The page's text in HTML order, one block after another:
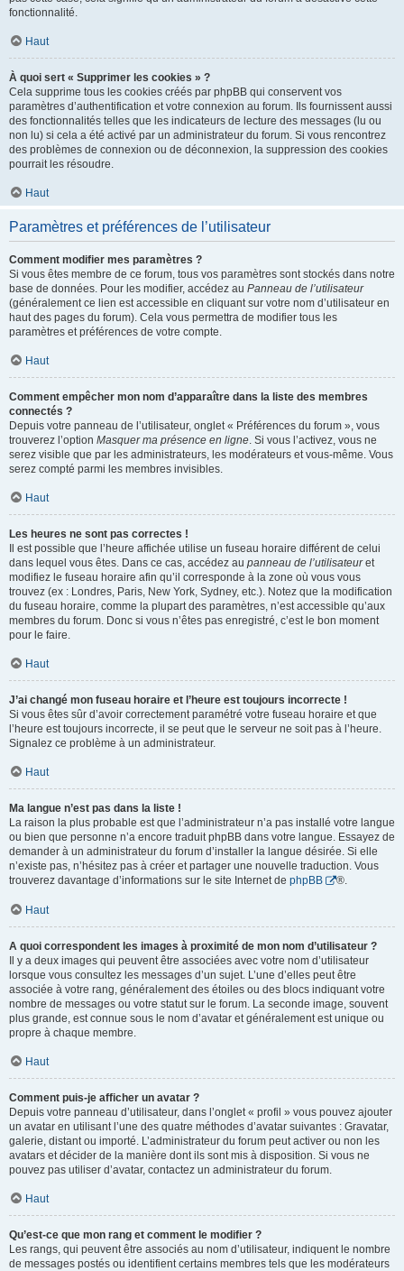
fonctionnalité.
Haut
À quoi sert « Supprimer les cookies » ?
Cela supprime tous les cookies créés par phpBB qui conservent vos
paramètres d’authentification et votre connexion au forum. Ils fournissent aussi
des fonctionnalités telles que les indicateurs de lecture des messages (lu ou
non lu) si cela a été activé par un administrateur du forum. Si vous rencontrez
des problèmes de connexion ou de déconnexion, la suppression des cookies
pourrait les résoudre.
Haut
Paramètres et préférences de l’utilisateur
Comment modifier mes paramètres ?
Si vous êtes membre de ce forum, tous vos paramètres sont stockés dans notre
base de données. Pour les modifier, accédez au Panneau de l’utilisateur
(généralement ce lien est accessible en cliquant sur votre nom d’utilisateur en
haut des pages du forum). Cela vous permettra de modifier tous les
paramètres et préférences de votre compte.
Haut
Comment empêcher mon nom d’apparaître dans la liste des membres
connectés ?
Depuis votre panneau de l’utilisateur, onglet « Préférences du forum », vous
trouverez l’option Masquer ma présence en ligne. Si vous l’activez, vous ne
serez visible que par les administrateurs, les modérateurs et vous-même. Vous
serez compté parmi les membres invisibles.
Haut
Les heures ne sont pas correctes !
Il est possible que l’heure affichée utilise un fuseau horaire différent de celui
dans lequel vous êtes. Dans ce cas, accédez au panneau de l’utilisateuret
modifiez le fuseau horaire afin qu’il corresponde à la zone où vous vous
trouvez (ex : Londres, Paris, New York, Sydney, etc.). Notez que la modification
du fuseau horaire, comme la plupart des paramètres, n’est accessible qu’aux
membres du forum. Donc si vous n’êtes pas enregistré, c’est le bon moment
pour le faire.
Haut
J’ai changé mon fuseau horaire et l’heure est toujours incorrecte !
Si vous êtes sûr d’avoir correctement paramétré votre fuseau horaire et que
l’heure est toujours incorrecte, il se peut que le serveur ne soit pas à l’heure.
Signalez ce problème à un administrateur.
Haut
Ma langue n’est pas dans la liste !
La raison la plus probable est que l’administrateur n’a pas installé votre langue
ou bien que personne n’a encore traduit phpBB dans votre langue. Essayez de
demander à un administrateur du forum d’installer la langue désirée. Si elle
n’existe pas, n’hésitez pas à créer et partager une nouvelle traduction. Vous
trouverez davantage d’informations sur le site Internet de phpBB ®.
Haut
A quoi correspondent les images à proximité de mon nom d’utilisateur ?
Il y a deux images qui peuvent être associées avec votre nom d’utilisateur
lorsque vous consultez les messages d’un sujet. L’une d’elles peut être
associée à votre rang, généralement des étoiles ou des blocs indiquant votre
nombre de messages ou votre statut sur le forum. La seconde image, souvent
plus grande, est connue sous le nom d’avatar et généralement est unique ou
propre à chaque membre.
Haut
Comment puis-je afficher un avatar ?
Depuis votre panneau d’utilisateur, dans l’onglet « profil » vous pouvez ajouter
un avatar en utilisant l’une des quatre méthodes d’avatar suivantes : Gravatar,
galerie, distant ou importé. L’administrateur du forum peut activer ou non les
avatars et décider de la manière dont ils sont mis à disposition. Si vous ne
pouvez pas utiliser d’avatar, contactez un administrateur du forum.
Haut
Qu’est-ce que mon rang et comment le modifier ?
Les rangs, qui peuvent être associés au nom d’utilisateur, indiquent le nombre
de messages postés ou identifient certains membres tels que les modérateurs